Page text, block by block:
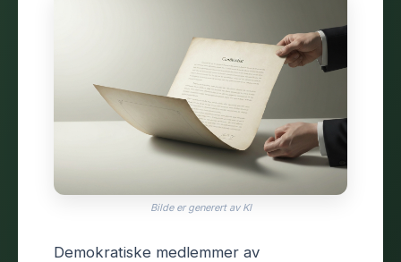
Bilde er generert av KI
Demokratiske medlemmer av